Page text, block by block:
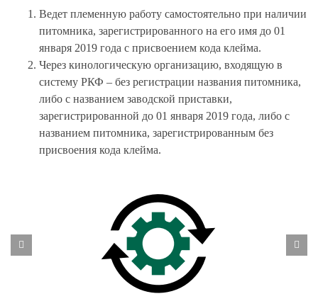
Ведет племенную работу самостоятельно при наличии
питомника, зарегистрированного на его имя до 01
января 2019 года с присвоением кода клейма.
Через кинологическую организацию, входящую в
систему РКФ – без регистрации названия питомника,
либо с названием заводской приставки,
зарегистрированной до 01 января 2019 года, либо с
названием питомника, зарегистрированным без
присвоения кода клейма.